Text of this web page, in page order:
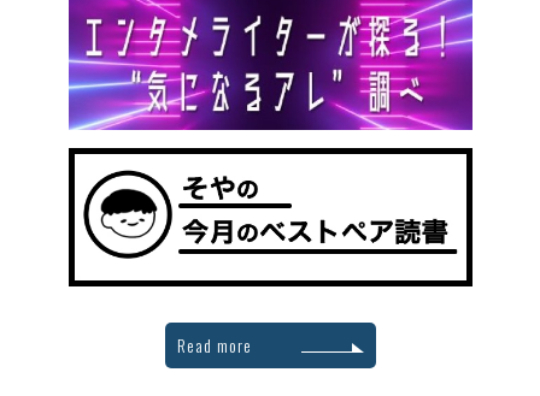
Read more